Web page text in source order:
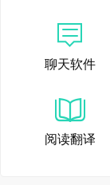
聊天软件
阅读翻译